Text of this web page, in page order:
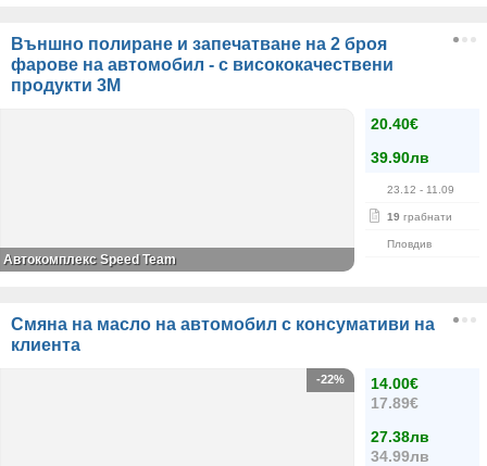
Външно полиране и запечатване на 2 броя
фарове на автомобил - с висококачествени
продукти 3M
20.40€
39.90лв
23.12 - 11.09
19 грабнати
Пловдив
Автокомплекс Speed Team
Смяна на масло на автомобил с консумативи на
клиента
14.00€
17.89€
27.38лв
34.99лв
-22%